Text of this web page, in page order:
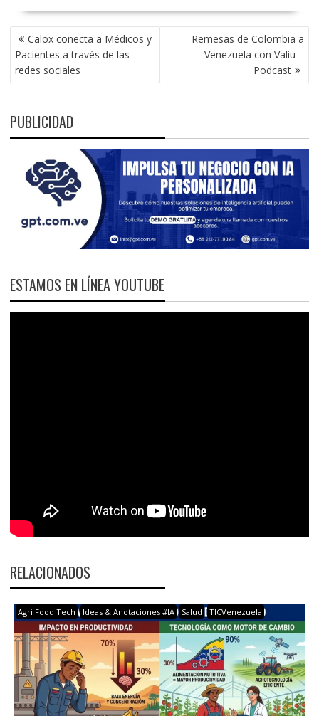
NAVEGACIÓN
DE
ENTRADAS
Calox conecta a Médicos y
Pacientes a través de las
redes sociales
Remesas de Colombia a
Venezuela con Valiu –
Podcast
PUBLICIDAD
ESTAMOS EN LÍNEA YOUTUBE
RELACIONADOS
Agri Food Tech Ideas & Anotaciones #IA Salud TICVenezuela